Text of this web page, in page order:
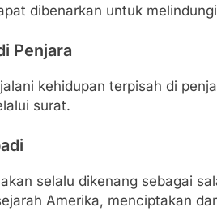
dibenarkan untuk
Penjara
kehidupan terpisah di
surat.
selalu dikenang sebagai
Amerika, menciptakan